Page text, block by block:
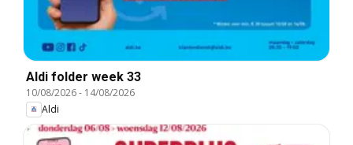
Aldi folder week 33
10/08/2026- 14/08/2026
Aldi